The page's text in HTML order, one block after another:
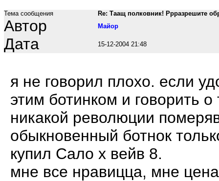
Тема сообщения Re: Таащ полковник! Ррразрешите
Автор Maйop
Дата 15-12-2004 21:48
я не говорил плохо. если
этим ботинком и говорить
никакой революции
обыкновенный ботнок
купил Сало х вейв 8.
мне все нравицца, мне